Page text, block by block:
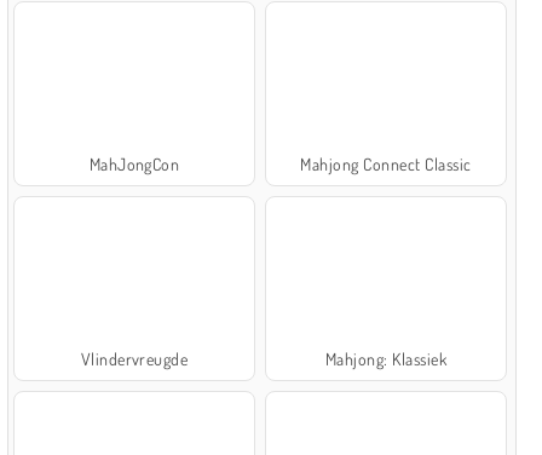
MahJongCon Mahjong Connect Classic
Vlindervreugde Mahjong: Klassiek